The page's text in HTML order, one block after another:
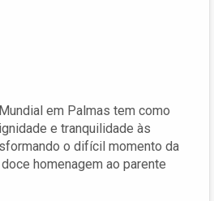
em Palmas tem como
e tranquilidade às
o difícil momento da
homenagem ao parente